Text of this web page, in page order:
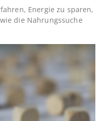
Energie zu sparen,
die Nahrungssuche